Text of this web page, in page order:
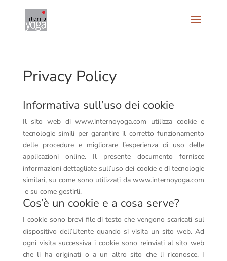
Privacy Policy
Informativa sull’uso dei cookie
Il sito web di www.internoyoga.com utilizza cookie e
tecnologie simili per garantire il corretto funzionamento
delle procedure e migliorare l’esperienza di uso delle
applicazioni online. Il presente documento fornisce
informazioni dettagliate sull’uso dei cookie e di tecnologie
similari, su come sono utilizzati dawww.internoyoga.com
e su come gestirli.
Cos’è un cookie e a cosa serve?
I cookie sono brevi file di testo che vengono scaricati sul
dispositivo dell’Utente quando si visita un sito web. Ad
ogni visita successiva i cookie sono reinviati al sito web
che li ha originati o a un altro sito che li riconosce. I